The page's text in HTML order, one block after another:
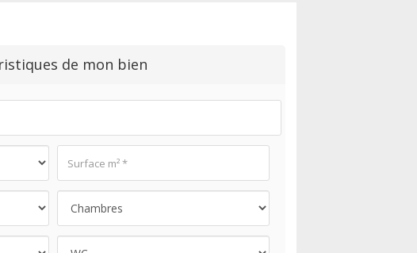
de mon bien